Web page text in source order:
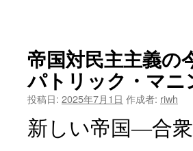
キ
ッ
帝国対民主主義
パトリック・マニ
投稿日: 2025年7月1日 作成者: riwh
新しい帝国―合